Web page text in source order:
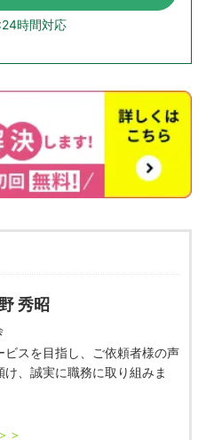
時間対応
秀昭
ビスを目指し、ご依頼者様の声
け、誠実に職務に取り組みま